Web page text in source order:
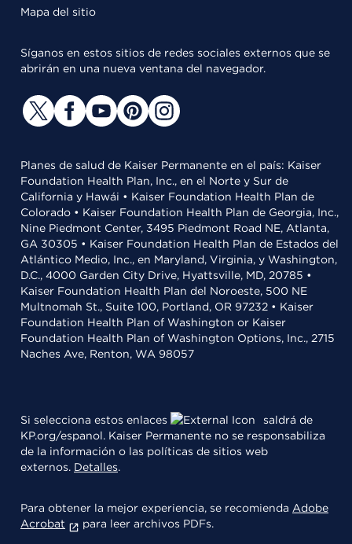
Mapa del sitio
Síganos en estos sitios de redes sociales externos que se
abrirán en una nueva ventana del navegador.
Planes de salud de Kaiser Permanente en el país: Kaiser
Foundation Health Plan, Inc., en el Norte y Sur de
California y Hawái • Kaiser Foundation Health Plan de
Colorado • Kaiser Foundation Health Plan de Georgia, Inc.,
Nine Piedmont Center, 3495 Piedmont Road NE, Atlanta,
GA 30305 • Kaiser Foundation Health Plan de Estados del
Atlántico Medio, Inc., en Maryland, Virginia, y Washington,
D.C., 4000 Garden City Drive, Hyattsville, MD, 20785 •
Kaiser Foundation Health Plan del Noroeste, 500 NE
Multnomah St., Suite 100, Portland, OR 97232 • Kaiser
Foundation Health Plan of Washington or Kaiser
Foundation Health Plan of Washington Options, Inc., 2715
Naches Ave, Renton, WA 98057
Si selecciona estos enlaces
saldrá de
KP.org/espanol. Kaiser Permanente no se responsabiliza
de la información o las políticas de sitios web
externos. Detalles.
Para obtener la mejor experiencia, se recomienda Adobe
Acrobat
para leer archivos PDFs.